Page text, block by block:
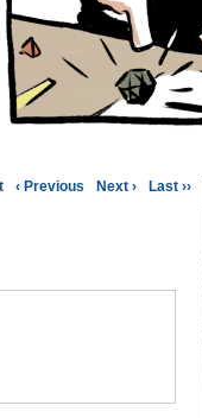
‹ Previous Next › Last ››